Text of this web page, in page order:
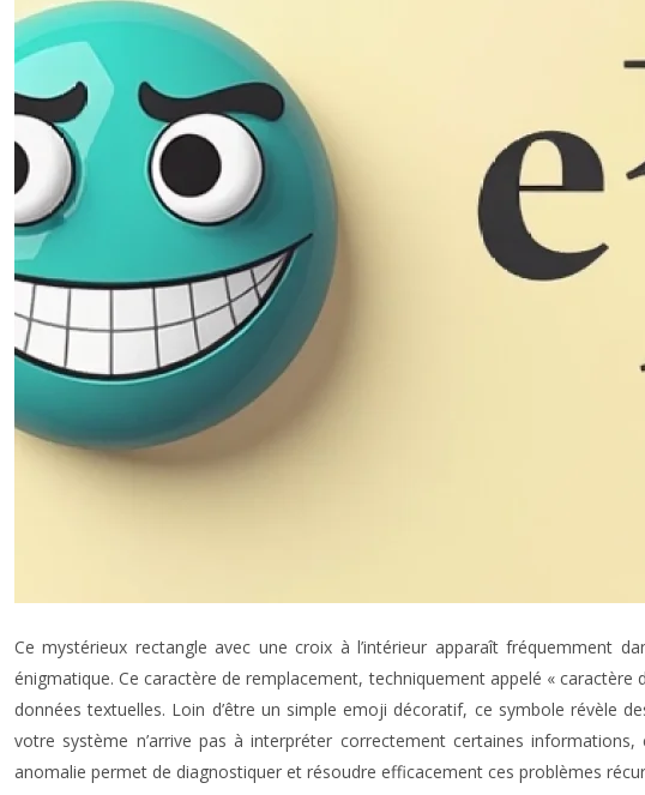
Ce mystérieux rectangle avec une croix à l’intérieur apparaît fréquemment
énigmatique. Ce caractère de remplacement, techniquement appelé «
données textuelles. Loin d’être un simple emoji décoratif, ce symbole révèle
votre système n’arrive pas à interpréter correctement certaines
anomalie permet de diagnostiquer et résoudre efficacement ces problèmes